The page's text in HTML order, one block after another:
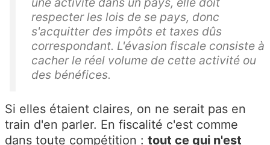
respecter les lois de se pays, donc
s'acquitter des impôts et taxes dûs
correspondant. L'évasion fiscale consiste à
cacher le réel volume de cette activité ou
des bénéfices.
Si elles étaient claires, on ne serait pas en
train d'en parler. En fiscalité c'est comme
dans toute compétition : tout ce qui n'est